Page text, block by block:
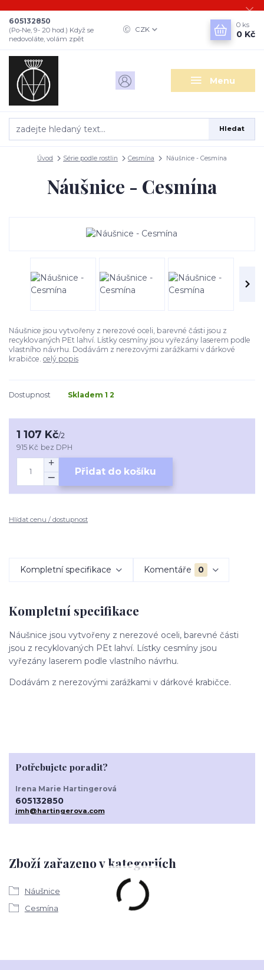
Menu
CZK
Hledat
605132850
(Po-Ne, 9- 20 hod.) Když se
nedovoláte, volám zpět
0 ks
0 Kč
Úvod Série podle rostlin Cesmína Náušnice - Cesmína
Náušnice - Cesmína
Náušnice jsou vytvořeny z nerezové oceli, barevné části jsou z
recyklovaných PEt lahví. Lístky cesmíny jsou vyřezány laserem podle
vlastního návrhu. Dodávám z nerezovými zarážkami v dárkové
krabičce. celý popis
Dostupnost Skladem 1 2
1 107 Kč/2
915 Kč bez DPH
Přidat do košíku
Hlídat cenu / dostupnost
Kompletní specifikace Komentáře 0
Kompletní specifikace
Náušnice jsou vytvořeny z nerezové oceli, barevné části
jsou z recyklovaných PEt lahví. Lístky cesmíny jsou
vyřezány laserem podle vlastního návrhu.
Dodávám z nerezovými zarážkami v dárkové krabičce.
Zboží zařazeno v kategoriích
Náušnice
Cesmína
Potřebujete poradit?
Irena Marie Hartingerová
605132850
imh@hartingerova.com